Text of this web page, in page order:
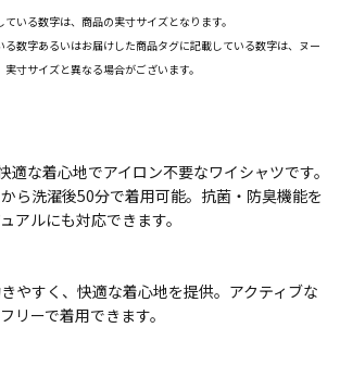
いる数字は、商品の実寸サイズとなります。
る数字あるいはお届けした商品タグに記載している数字は、ヌー
寸サイズと異なる場合がございます。
適な着心地でアイロン不要なワイシャツです。
ら洗濯後50分で着用可能。抗菌・防臭機能を
アルにも対応できます。
やすく、快適な着心地を提供。アクティブな
リーで着用できます。